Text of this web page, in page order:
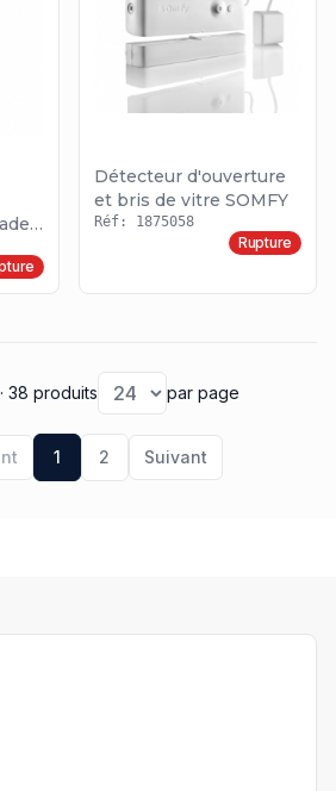
Détecteur d'ouverture
et bris de vitre SOMFY
Réf: 1875058
Rupture
· 38 produits par page
1 2 Suivant